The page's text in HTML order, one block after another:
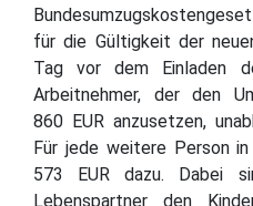
für die Gültigkeit der
Tag vor dem Einladen
Arbeitnehmer, der den
860 EUR anzusetzen,
Für jede weitere Person
573 EUR dazu. Dabei
Lebenspartner den